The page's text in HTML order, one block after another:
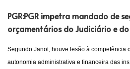
PGR:PGR impetra mandado de
orçamentários do Judiciário e do
Segundo Janot, houve lesão à
autonomia administrativa e financeira das